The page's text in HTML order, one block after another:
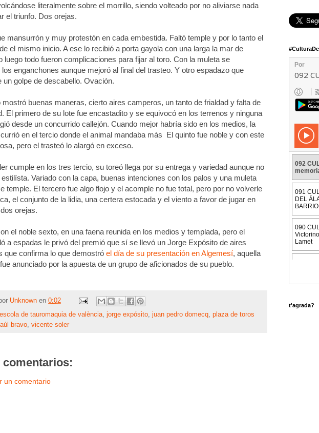
literalmente sobre el morrillo, siendo volteado por no aliviarse nada
el triunfo. Dos orejas.
mansurrón y muy protestón en cada embestida. Faltó temple y por lo tanto el
el mismo inicio. A ese lo recibió a porta gayola con una larga la mar de
luego todo fueron complicaciones para fijar al toro. Con la muleta se
enganchones aunque mejoró al final del trasteo. Y otro espadazo que
un golpe de descabello. Ovación.
mostró buenas maneras, cierto aires camperos, un tanto de frialdad y falta de
El primero de su lote fue encastadito y se equivocó en los terrenos y ninguna
desde un concurrido callejón. Cuando mejor habría sido en los medios, la
en el tercio donde el animal mandaba más El quinto fue noble y con este
pero el trasteó lo alargó en exceso.
cumple en los tres tercio, su toreó llega por su entrega y variedad aunque no
Variado con la capa, buenas intenciones con los palos y una muleta
temple. El tercero fue algo flojo y el acomple no fue total, pero por no volverle
el conjunto de la lidia, una certera estocada y el viento a favor de jugar en
orejas.
el noble sexto, en una faena reunida en los medios y templada, pero el
a espadas le privó del premió que sí se llevó un Jorge Expósito de aires
que confirma lo que demostró el día de su presentación en Algemesí, aquella
anunciado por la apuesta de un grupo de aficionados de su pueblo.
Unknown en 0:02
escola de tauromaquia de valència, jorge expósito, juan pedro domecq, plaza de toros
bravo, vicente soler
comentarios:
un comentario
t'agrada?